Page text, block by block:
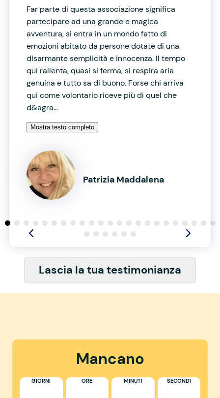
Far parte di questa associazione significa
partecipare ad una grande e magica
avventura, si entra in un mondo fatto di
emozioni abitato da persone dotate di una
disarmante semplicità e innocenza. Il tempo
qui rallenta, quasi si ferma, si respira aria
genuina e tutto sa di buono. Forse chi arriva
qui come volontario riceve più di quel che
d&agra...
Mostra testo completo
Patrizia Maddalena
Lascia la tua testimonianza
Mancano
GIORNI ORE MINUTI SECONDI